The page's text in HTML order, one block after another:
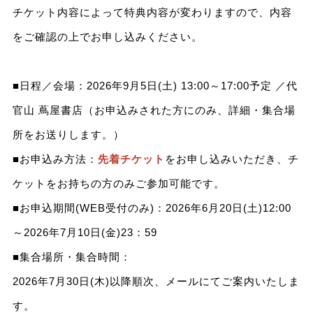
チケット内容によって特典内容が変わりますので、内容
をご確認の上でお申し込みください。
■日程／会場：2026年9月5日(土) 13:00～17:00予定 ／代
官山 蔦屋書店（お申込みされた方にのみ、詳細・集合場
所をお送りします。）
■お申込み方法： 先着チケット をお申し込みいただき、チ
ケットをお持ちの方のみご参加可能です。
■お申込期間(WEB受付のみ)：2026年6月20日(土)12:00
～2026年7月10日(金)23：59
■集合場所・集合時間：
2026年7月30日(木)以降順次、メールにてご案内いたしま
す。